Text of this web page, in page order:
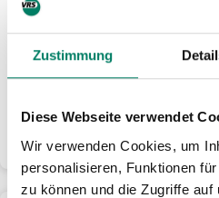
Zustimmung
Diese Webseite verwendet
Wir verwenden Cookies, um
personalisieren, Funktionen
zu können und die Zugriffe auf
Als Chipkarte
Fülle dafür einfach eines der
Verkehrsunternehmen aus:
Deine Chipkarte kommt per
ZU DEN BESTELLFORMULAREN